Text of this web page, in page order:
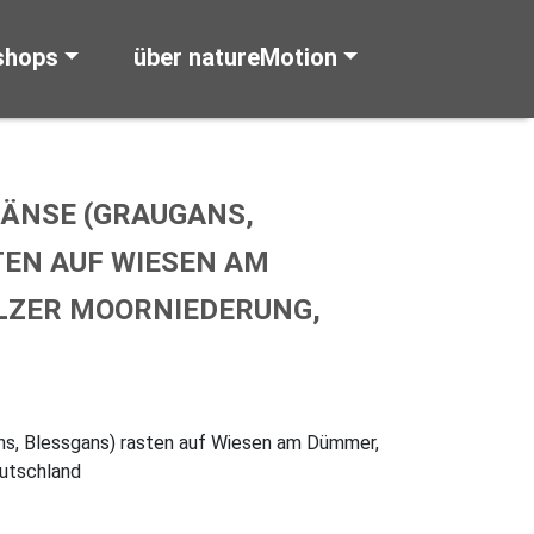
über natureMotion
(GRAUGANS,
AUF WIESEN AM
MOORNIEDERUNG,
Blessgans) rasten auf Wiesen am Dümmer,